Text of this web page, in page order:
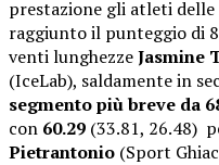
prestazione gli atleti
raggiunto il punteggio di
venti lunghezzeJasmine
(IceLab), saldamente in
segmento più breve da
con 60.29 (33.81, 26.48)
Pietrantonio (Sport